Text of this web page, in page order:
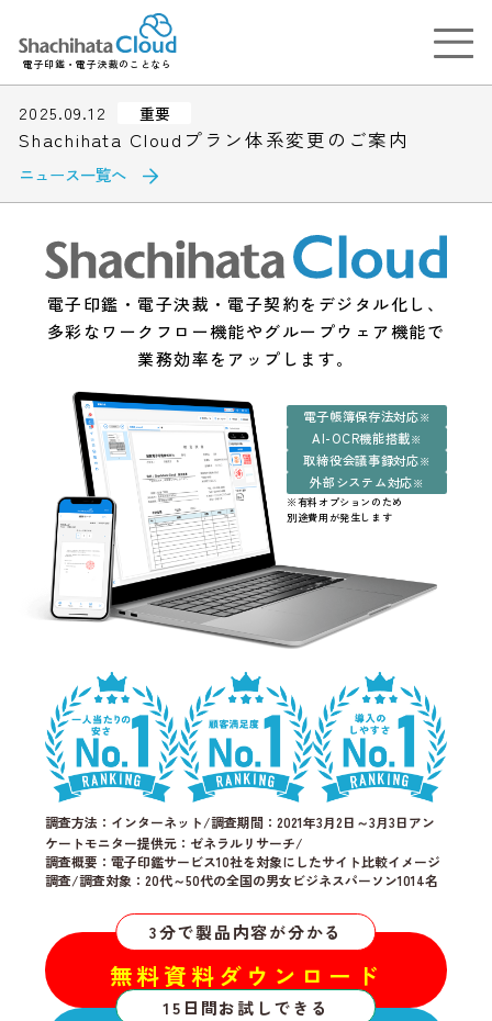
電子印鑑・電子決裁のことなら
2025.09.12 重要
Shachihata Cloudプラン体系変更のご案内
ニュース一覧へ
電子印鑑・電子決裁・電子契約をデジタル化し、
多彩なワークフロー機能やグループウェア機能で
業務効率をアップします。
電子帳簿保存法対応※
AI-OCR機能搭載※
取締役会議事録対応※
外部システム対応※
※有料オプションのため
別途費用が発生します
調査方法：インターネット/調査期間：2021年3月2日～3月3日アン
ケートモニター提供元：ゼネラルリサーチ/
調査概要：電子印鑑サービス10社を対象にしたサイト比較イメージ
調査/調査対象：20代～50代の全国の男女ビジネスパーソン1014名
3分で製品内容が分かる
無料資料ダウンロード
15日間お試しできる